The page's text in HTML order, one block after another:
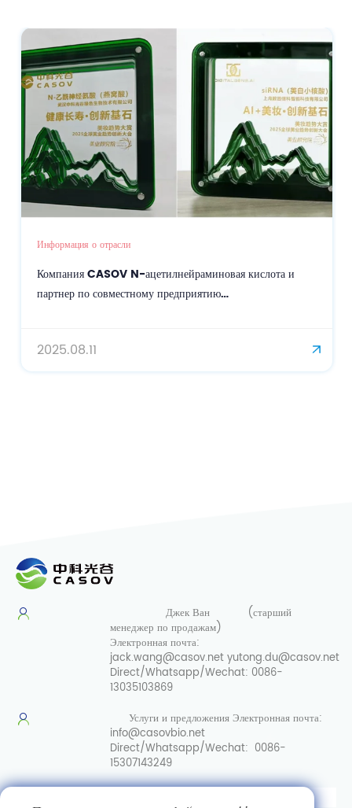
Информация о отрасли
Компания CASOV N-ацетилнейраминовая кислота и
партнер по совместному предприятию
2025.08.11
Джек Ван
(старший
менеджер по продажам)
Электронная почта:
jack.wang@casov.netyutong.du@casov.net
Direct/Whatsapp/Wechat: 0086-
13035103869
Услуги и предложенияЭлектронная почта:
info@casovbio.net
Direct/Whatsapp/Wechat: 0086-
15307143249